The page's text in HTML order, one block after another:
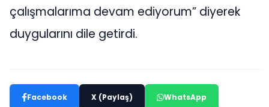
çalışmalarıma devam ediyorum” diyerek
duygularını dile getirdi.
Facebook X (Paylaş) WhatsApp